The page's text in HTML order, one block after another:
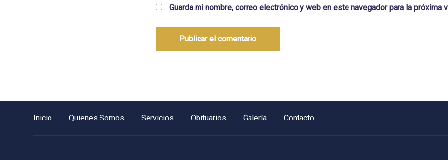
Guarda mi nombre, correo electrónico y web en este navegador para la próxima
Inicio Quienes Somos Servicios Obituarios Galería Contacto